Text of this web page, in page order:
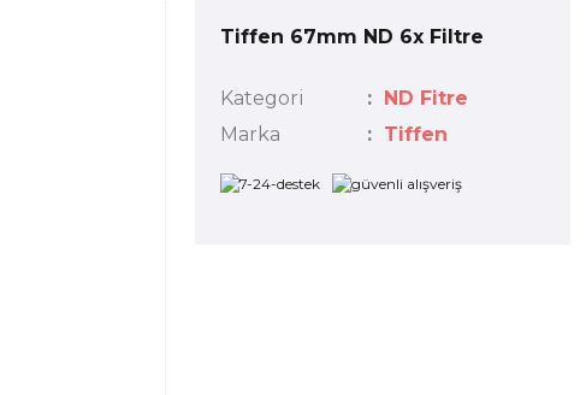
Tiffen 67mm ND 6x Filtre
Kategori
ND Fitre
Marka
Tiffen